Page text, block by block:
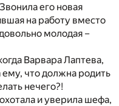
его новая
на работу вместо
молодая –
Варвара Лаптева,
что должна родить
нечего?!
и уверила шефа,